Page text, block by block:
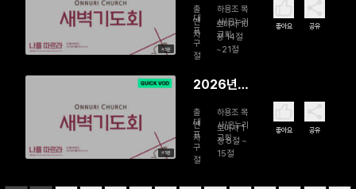
을 드리라
45분
일 故하용
조 목사 15
주기 새벽
기도회 | 믿
에서 난다
출
연
자
하용조 목
사/온누리
교회
대
표
구
절
로마서 10
장 14절
~21절
좋아요 공유
45분
2026년
故하용조
목사 15주
기 새벽기
출
연
자
하용조 목
사/온누리
교회
대
표
구
절
로마서 1
장 8절 ~
15절
좋아요 공유